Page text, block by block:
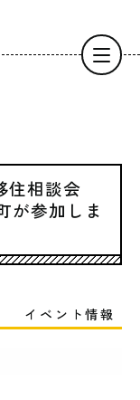
住相談会
が参加しま
イベント情報